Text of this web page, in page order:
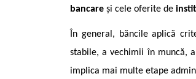
bancare și cele oferite de
În general, băncile aplică
stabile, a vechimii în muncă,
implica mai multe etape